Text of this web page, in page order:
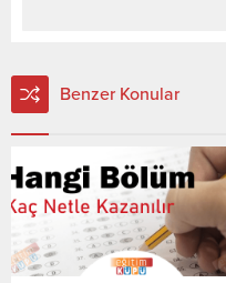
Benzer Konular